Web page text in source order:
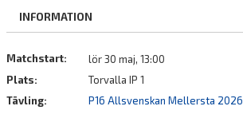
MATCHER
TRUPPEN
BILDGALLERI
INFORMATION
Matchstart:
lör 30 maj, 13:00
Plats:
Torvalla IP 1
Tävling:
P16 Allsvenskan Mellersta 2026